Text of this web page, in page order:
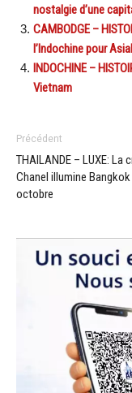
nostalgie d’une
CAMBODGE –
l’Indochine pour
INDOCHINE –
Vietnam
Précédent
THAILANDE – LUXE: La
Chanel illumine Bangkok
octobre